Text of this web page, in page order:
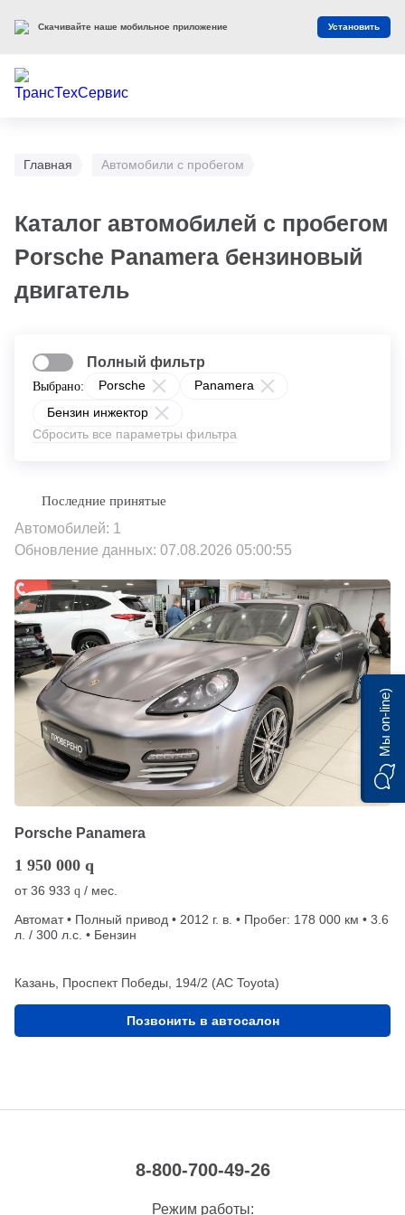
Главная Автомобили с пробегом
Каталог автомобилей с пробегом
Porsche Panamera бензиновый
двигатель
Выбрано: Porsche
Panamera
Бензин инжектор
Сбросить все параметры фильтра
Полный фильтр
Автомобилей: 1
Обновление данных: 07.08.2026 05:00:55
Porsche Panamera
1 950 000 q
от36 933 q / мес.
Автомат • Полный привод • 2012 г. в. • Пробег: 178 000 км • 3.6
л. / 300 л.с. • Бензин
Казань, Проспект Победы, 194/2 (АС Toyota)
Позвонить в автосалон
8-800-700-49-26
Режим работы:
Скачивайте наше мобильное приложение Установить
Мы on-line)